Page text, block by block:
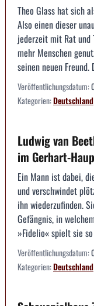
Theo Glass hat sich
Also einen dieser
jederzeit mit Rat und
mehr Menschen
seinen neuen
Veröffentlichungsdatum:
Kategorien:Deutschland
Ludwig van
im Gerhart-
Ein Mann ist dabei,
und verschwindet
ihn wiederzufinden.
Gefängnis, in
»Fidelio« spielt sie
Veröffentlichungsdatum:
Kategorien:Deutschland